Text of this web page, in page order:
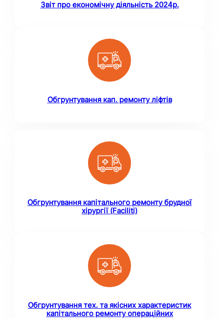
Звіт про економічну діяльність 2024р.
Обгрунтування кап. ремонту ліфтів
Обгрунтування капітального ремонту брудної
хірургії (Faciliti)
Обгрунтування тех. та якісних характеристик
капітального ремонту операційних